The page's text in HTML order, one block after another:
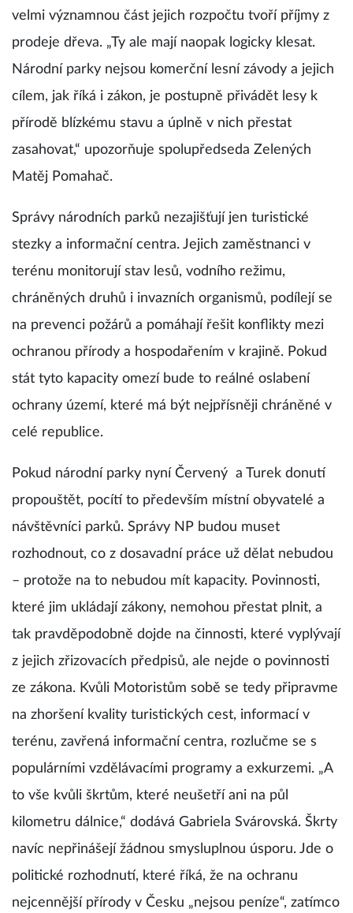
velmi významnou část jejich rozpočtu tvoří příjmy z
prodeje dřeva. „Ty ale mají naopak logicky klesat.
Národní parky nejsou komerční lesní závody a jejich
cílem, jak říká i zákon, je postupně přivádět lesy k
přírodě blízkému stavu a úplně v nich přestat
zasahovat,“ upozorňuje spolupředseda Zelených
Matěj Pomahač.
Správy národních parků nezajišťují jen turistické
stezky a informační centra. Jejich zaměstnanci v
terénu monitorují stav lesů, vodního režimu,
chráněných druhů i invazních organismů, podílejí se
na prevenci požárů a pomáhají řešit konflikty mezi
ochranou přírody a hospodařením v krajině. Pokud
stát tyto kapacity omezí bude to reálné oslabení
ochrany území, které má být nejpřísněji chráněné v
celé republice.
Pokud národní parky nyní Červený a Turek donutí
propouštět, pocítí to především místní obyvatelé a
návštěvníci parků. Správy NP budou muset
rozhodnout, co z dosavadní práce už dělat nebudou
– protože na to nebudou mít kapacity. Povinnosti,
které jim ukládají zákony, nemohou přestat plnit, a
tak pravděpodobně dojde na činnosti, které vyplývají
z jejich zřizovacích předpisů, ale nejde o povinnosti
ze zákona. Kvůli Motoristům sobě se tedy připravme
na zhoršení kvality turistických cest, informací v
terénu, zavřená informační centra, rozlučme se s
populárními vzdělávacími programy a exkurzemi. „A
to vše kvůli škrtům, které neušetří ani na půl
kilometru dálnice,“ dodává Gabriela Svárovská. Škrty
navíc nepřinášejí žádnou smysluplnou úsporu. Jde o
politické rozhodnutí, které říká, že na ochranu
nejcennější přírody v Česku „nejsou peníze“, zatímco